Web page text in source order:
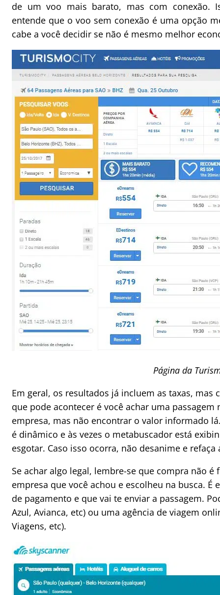
de um voo mais barato, mas com conexão.
entende que o voo sem conexão é uma opção
cabe a você decidir se não é mesmo melhor
Página da
Em geral, os resultados já incluem as taxas, mas
que pode acontecer é você achar uma
empresa, mas não encontrar o valor informado
é dinâmico e às vezes o metabuscador está
esgotar. Caso isso ocorra, não desanime e refaça
Se achar algo legal, lembre-se que compra não
empresa que você achou e escolheu na busca. É
de pagamento e que vai te enviar a passagem.
Azul, Avianca, etc) ou uma agência de viagem
Viagens, etc).